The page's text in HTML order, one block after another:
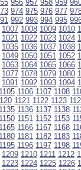
956 957 958 959
974 975 976 977
992 993 994 995
1007 1008 1009 1010
1021 1022 1023 1024
1035 1036 1037 1038
1049 1050 1051 1052
1063 1064 1065 1066
1077 1078 1079 1080
1091 1092 1093 1094
1105 1106 1107 1108
1121 1122 1123
1135 1136 1137 1138
1150 1151 1152 1153
1165 1166 1167 1168
1180 1181 1182 1183
1195 1196 1197 1198
1209 1210 1211 1212
1223 1224 1225 1226